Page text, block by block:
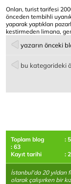
Onları, turist tarifesi
önceden tembihli
yaparak yaptıkları
kestirmeden limana,
yazarın önceki
bu kategorideki
Toplam blog
:
: 63
Kayıt tarihi
:
İstanbul'da 20 yıldan
olarak çalışırken bir